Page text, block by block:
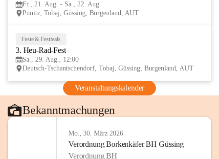
Fr., 21. Aug. - Sa., 22. Aug.
Punitz, Tobaj, Güssing, Burgenland, AUT
Feste & Festivals
3. Heu-Rad-Fest
Sa., 29. Aug., 12:00
Deutsch-Tschantschendorf, Tobaj, Güssing, Burgenland, AUT
Veranstaltungskalender
Bekanntmachungen
Mo., 30. März 2026
Verordnung Borkenkäfer BH Güssing
Verordnung BH